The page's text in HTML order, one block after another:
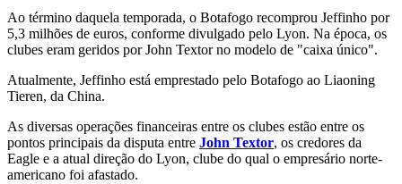
Ao término daquela temporada, o Botafogo recomprou Jeffinho por
5,3 milhões de euros, conforme divulgado pelo Lyon. Na época, os
clubes eram geridos por John Textor no modelo de "caixa único".
Atualmente, Jeffinho está emprestado pelo Botafogo ao Liaoning
Tieren, da China.
As diversas operações financeiras entre os clubes estão entre os
pontos principais da disputa entre John Textor, os credores da
Eagle e a atual direção do Lyon, clube do qual o empresário norte-
americano foi afastado.